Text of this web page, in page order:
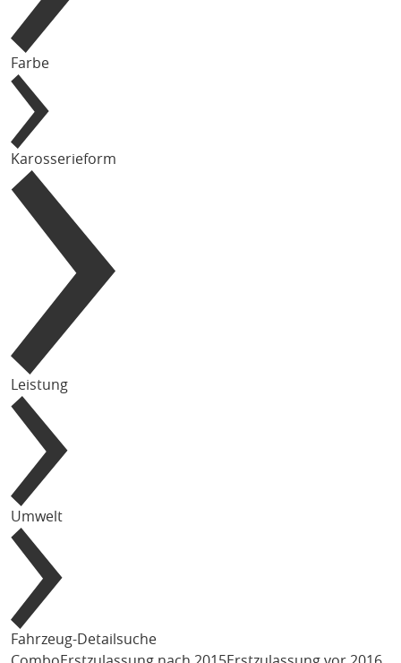
Farbe
Karosserieform
Leistung
Umwelt
Fahrzeug-Detailsuche